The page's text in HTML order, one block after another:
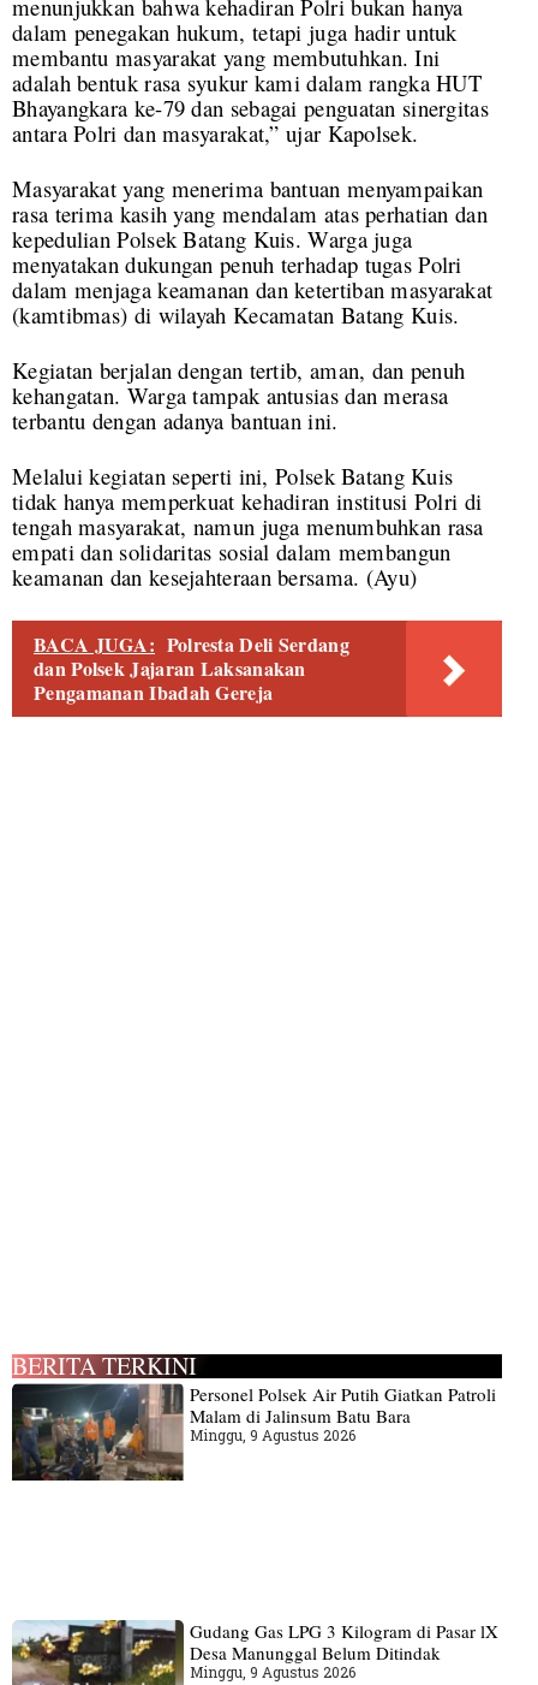
menunjukkan bahwa kehadiran Polri bukan hanya
dalam penegakan hukum, tetapi juga hadir untuk
membantu masyarakat yang membutuhkan. Ini
adalah bentuk rasa syukur kami dalam rangka HUT
Bhayangkara ke-79 dan sebagai penguatan sinergitas
antara Polri dan masyarakat,” ujar Kapolsek.
Masyarakat yang menerima bantuan menyampaikan
rasa terima kasih yang mendalam atas perhatian dan
kepedulian Polsek Batang Kuis. Warga juga
menyatakan dukungan penuh terhadap tugas Polri
dalam menjaga keamanan dan ketertiban masyarakat
(kamtibmas) di wilayah Kecamatan Batang Kuis.
Kegiatan berjalan dengan tertib, aman, dan penuh
kehangatan. Warga tampak antusias dan merasa
terbantu dengan adanya bantuan ini.
Melalui kegiatan seperti ini, Polsek Batang Kuis
tidak hanya memperkuat kehadiran institusi Polri di
tengah masyarakat, namun juga menumbuhkan rasa
empati dan solidaritas sosial dalam membangun
keamanan dan kesejahteraan bersama. (Ayu)
BACA JUGA: Polresta Deli Serdang
dan Polsek Jajaran Laksanakan
Pengamanan Ibadah Gereja
BERITA TERKINI
Personel Polsek Air Putih Giatkan Patroli
Malam di Jalinsum Batu Bara
Minggu, 9 Agustus 2026
Gudang‎ Gas LPG 3 Kilogram di Pasar lX
Desa Manunggal Belum Ditindak
Minggu, 9 Agustus 2026